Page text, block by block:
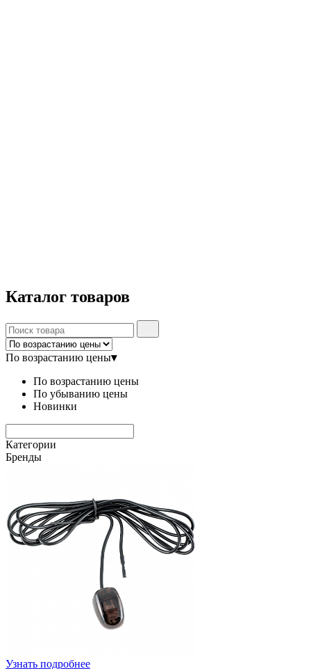
Каталог товаров
По возрастанию цены▾
По возрастанию цены
По убыванию цены
Новинки
Категории
Бренды
Узнать подробнее